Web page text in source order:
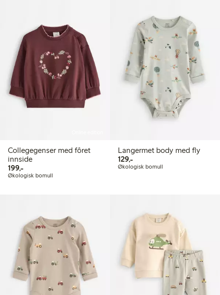
Collegegenser med fôret
innside
199,-199,00 kr
Økologisk bomull
Langermet body med fly
129,-129,00 kr
Økologisk bomull